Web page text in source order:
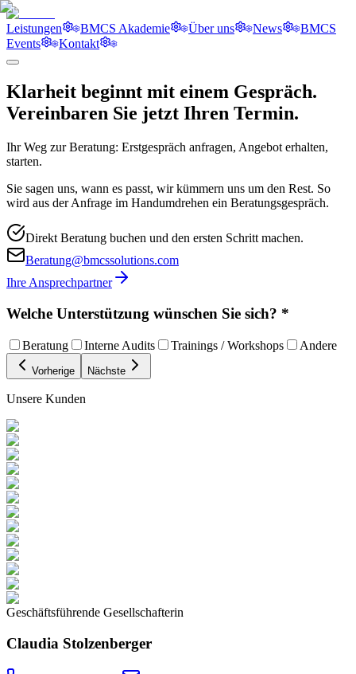
Leistungen BMCS Akademie Über uns News
BMCS
Events
Kontakt
Klarheit beginnt mit einem Gespräch.
Vereinbaren Sie jetzt Ihren Termin.
Ihr Weg zur Beratung: Erstgespräch anfragen, Angebot erhalten,
starten.
Sie sagen uns, wann es passt, wir kümmern uns um den Rest. So
wird aus der Anfrage im Handumdrehen ein Beratungsgespräch.
Direkt Beratung buchen und den ersten Schritt machen.
Beratung@bmcssolutions.com
Ihre Ansprechpartner
Welche Unterstützung wünschen Sie sich? *
Beratung Interne Audits Trainings / Workshops Andere
Vorherige Nächste
Unsere Kunden
Geschäftsführende Gesellschafterin
Claudia Stolzenberger